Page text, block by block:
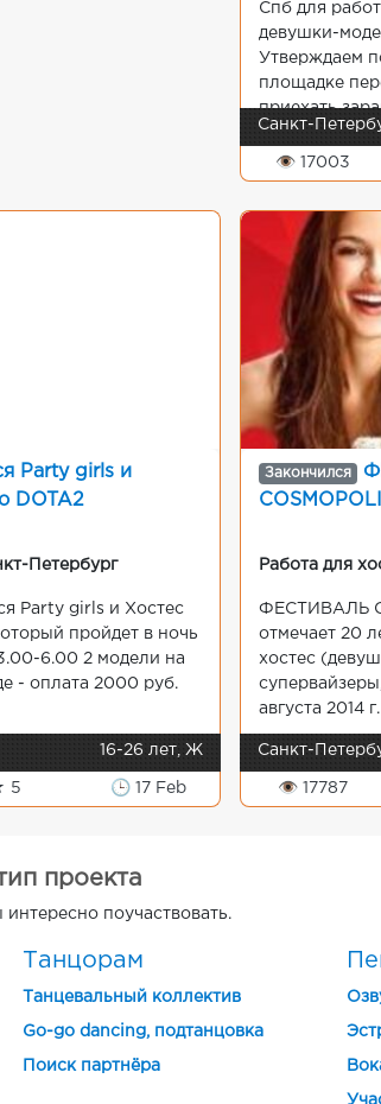
Спб для
девушки-
Утверждаем
площадке
приехать
Санкт-
👁 17003
Party girls и
DOTA2
Петербург
Party girls и Хостес
пройдет в ночь
6.00 2 модели на
- оплата 2000 руб.
16-26 лет, Ж
5 🕒 17 Feb
Закончился
Работа для
ФЕСТИВАЛЬ
отмечает 20
хостес
августа 2014
Санкт-
👁 17787
проекта
поучаствовать.
Танцорам
Танцевальный коллектив
Go-go dancing, подтанцовка
Поиск партнёра